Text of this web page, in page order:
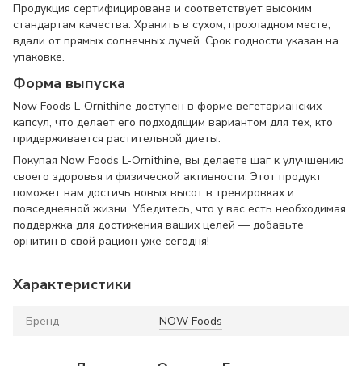
Продукция сертифицирована и соответствует высоким
стандартам качества. Хранить в сухом, прохладном месте,
вдали от прямых солнечных лучей. Срок годности указан на
упаковке.
Форма выпуска
Now Foods L-Ornithine доступен в форме вегетарианских
капсул, что делает его подходящим вариантом для тех, кто
придерживается растительной диеты.
Покупая Now Foods L-Ornithine, вы делаете шаг к улучшению
своего здоровья и физической активности. Этот продукт
поможет вам достичь новых высот в тренировках и
повседневной жизни. Убедитесь, что у вас есть необходимая
поддержка для достижения ваших целей — добавьте
орнитин в свой рацион уже сегодня!
Характеристики
Бренд NOW Foods